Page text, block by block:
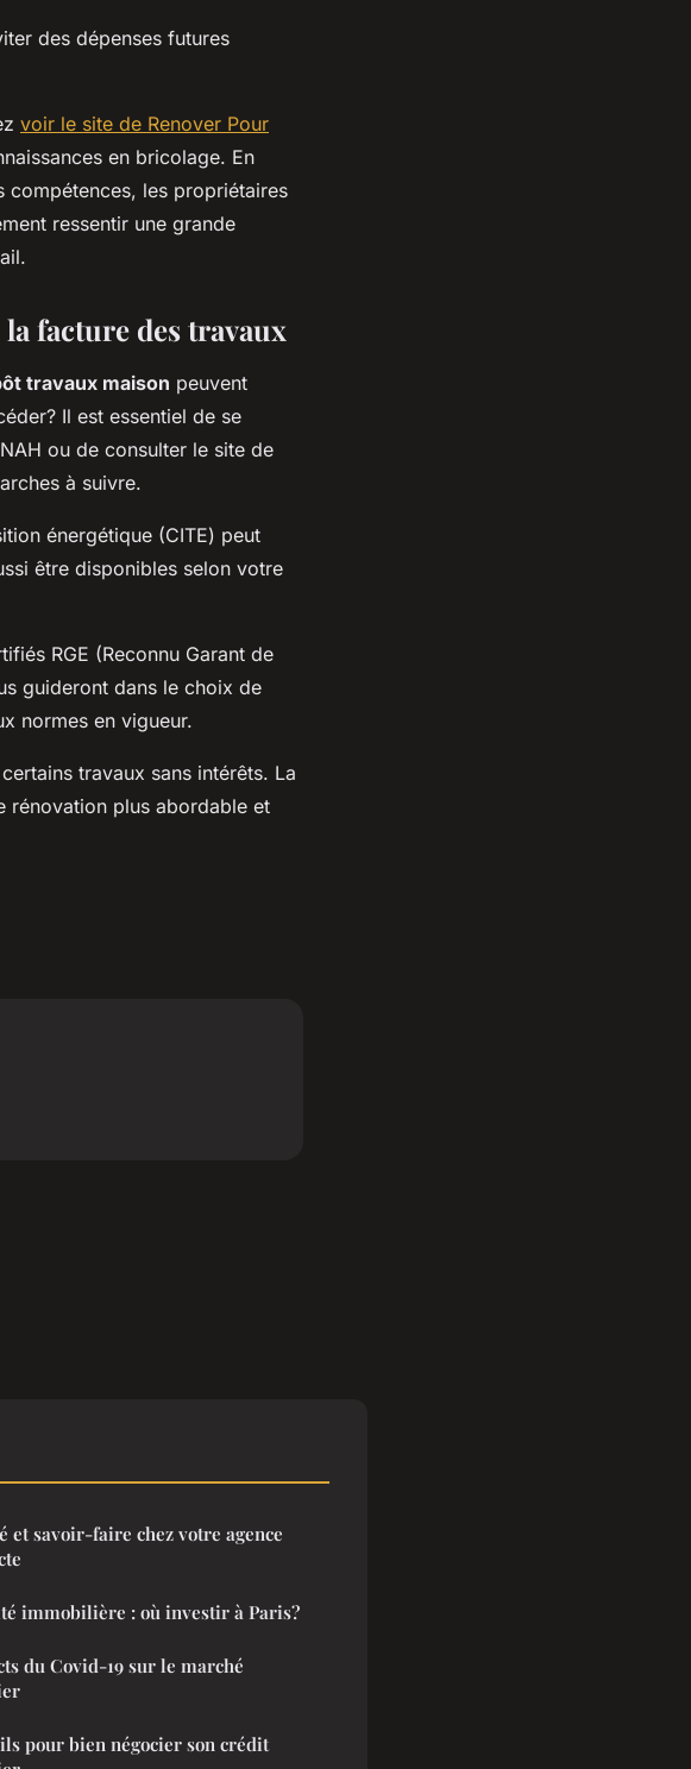
des dépenses futures
voir le site de Renover Pour
en bricolage. En
les propriétaires
ressentir une grande
facture des travaux
travaux maison peuvent
Il est essentiel de se
ou de consulter le site de
à suivre.
énergétique (CITE) peut
être disponibles selon votre
RGE (Reconnu Garant de
guideront dans le choix de
normes en vigueur.
travaux sans intérêts. La
rénovation plus abordable et
et savoir-faire chez votre agence
immobilière : où investir à Paris?
du Covid-19 sur le marché
pour bien négocier son crédit